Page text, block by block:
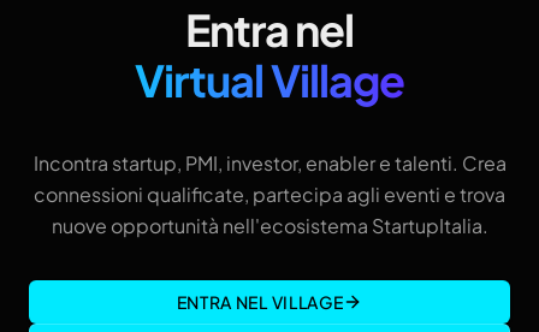
Entra nel
Virtual Village
Incontra startup, PMI, investor, enabler e talenti. Crea
connessioni qualificate, partecipa agli eventi e trova
nuove opportunità nell'ecosistema StartupItalia.
ENTRA NEL VILLAGE